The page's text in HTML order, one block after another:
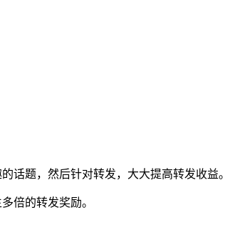
话题，然后针对转发，大大提高转发收益。
倍的转发奖励。